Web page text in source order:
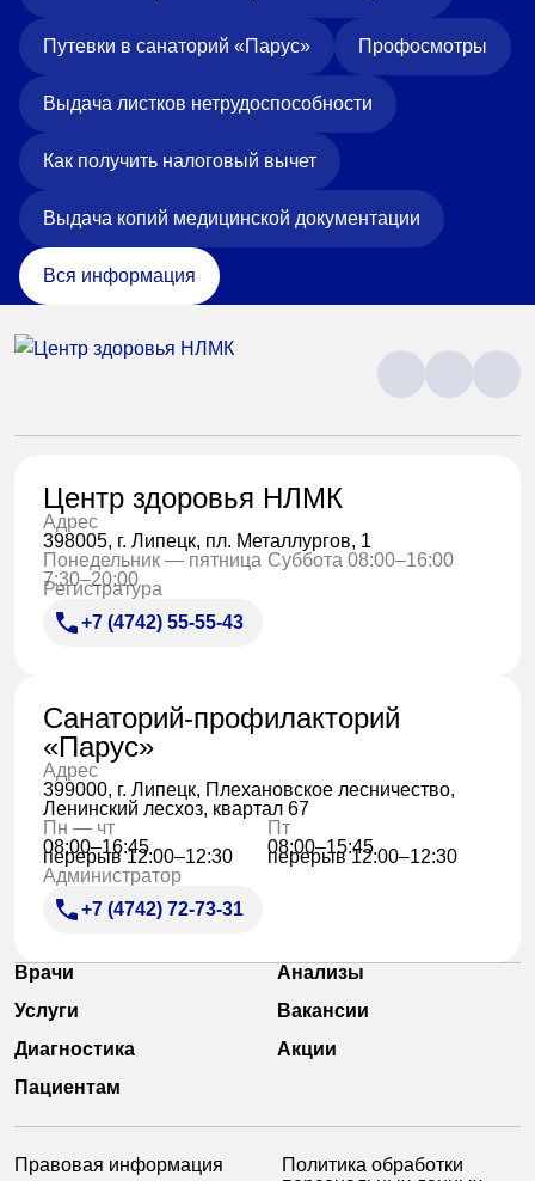
Путевки в санаторий «Парус» Профосмотры
Выдача листков нетрудоспособности
Как получить налоговый вычет
Выдача копий медицинской документации
Вся информация
Центр здоровья НЛМК
Адрес
398005, г. Липецк, пл. Металлургов, 1
Понедельник — пятница
7:30–20:00
Суббота 08:00–16:00
Регистратура
+7 (4742) 55-55-43
Санаторий-профилакторий
«Парус»
Адрес
399000, г. Липецк, Плехановское лесничество,
Ленинский лесхоз, квартал 67
Пн — чт
08:00–16:45
перерыв 12:00–12:30
Пт
08:00–15:45
перерыв 12:00–12:30
Администратор
+7 (4742) 72-73-31
Врачи
Анализы
Услуги
Вакансии
Диагностика
Акции
Пациентам
Правовая информация
Политика обработки